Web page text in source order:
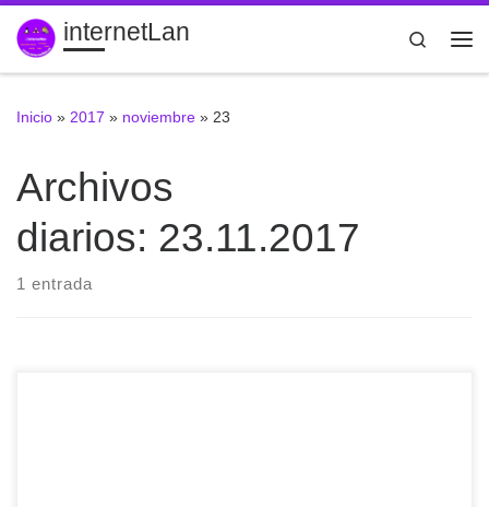
Saltar al contenido
internetLan
Search
Inicio » 2017 » noviembre » 23
Archivos
diarios: 23.11.2017
1 entrada